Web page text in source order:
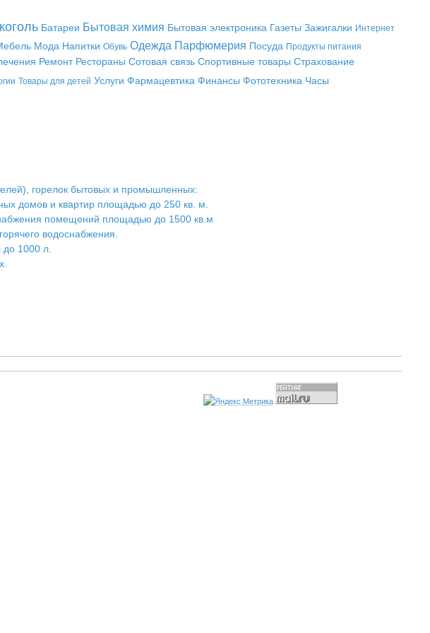
Батареи Бытовая химия Бытовая электроника Газеты Зажигалки Интернет
Мода Напитки Обувь Одежда Парфюмерия Посуда Продукты питания
Ремонт Рестораны Сотовая связь Спортивные товары Страхование
Товары для детей Услуги Фармацевтика Финансы Фототехника Часы
горелок бытовых и промышленных:
домов и квартир площадью до 250 кв. м.
помещений площадью до 1500 кв.м
водоснабжения.
до 1000 л.